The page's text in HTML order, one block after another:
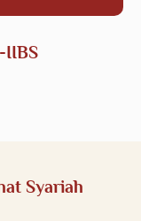
IIBS
Syariah